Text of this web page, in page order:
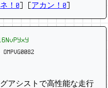
！0 アカン！0
OMPVG0082
アシストで高性能な走行